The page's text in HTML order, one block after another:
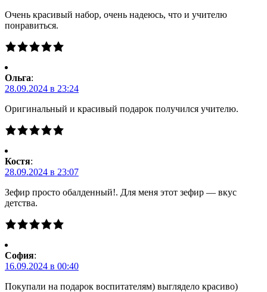
Очень красивый набор, очень надеюсь, что и учителю
понравиться.
Ольга:
28.09.2024 в 23:24
Оригинальный и красивый подарок получился учителю.
Костя:
28.09.2024 в 23:07
Зефир просто обалденный!. Для меня этот зефир — вкус
детства.
Cофия:
16.09.2024 в 00:40
Покупали на подарок воспитателям) выглядело красиво)